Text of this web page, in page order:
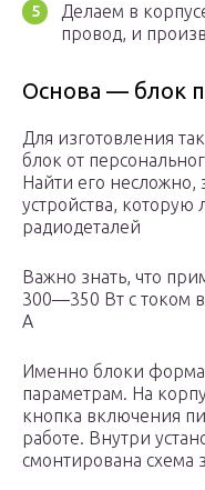
Делаем в
провод, и
Основа — блок
Для изготовления
блок от
Найти его несложно,
устройства,
радиодеталей
Важно знать, что
300—350 Вт с током
А
Именно блоки
параметрам. На
кнопка включения
работе. Внутри
смонтирована схема